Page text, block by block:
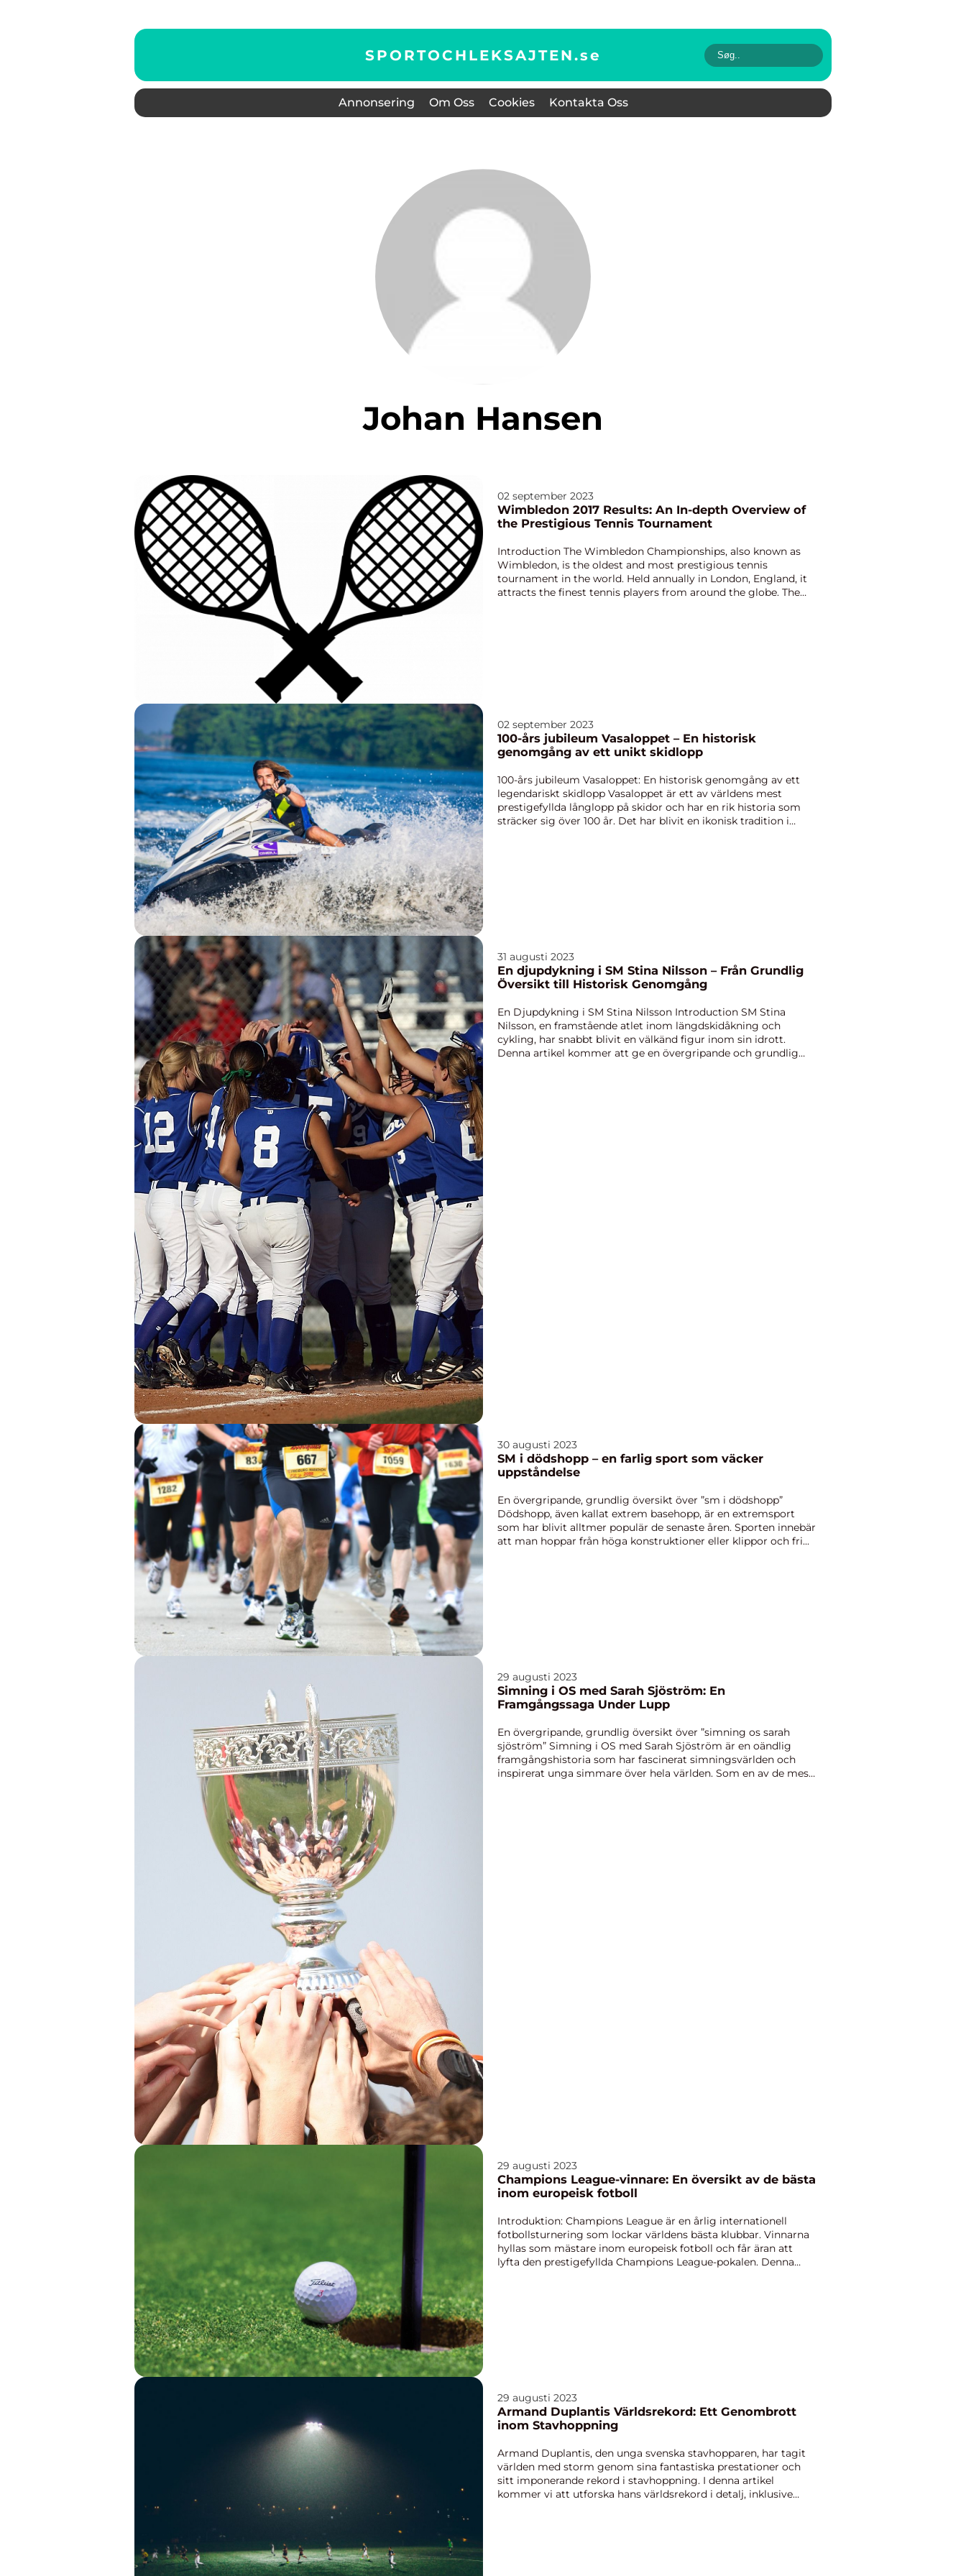
SPORTOCHLEKSAJTEN.se
Annonsering Om Oss Cookies Kontakta Oss
Johan Hansen
02 september 2023
Wimbledon 2017 Results: An In-depth Overview of
the Prestigious Tennis Tournament
Introduction The Wimbledon Championships, also known as
Wimbledon, is the oldest and most prestigious tennis
tournament in the world. Held annually in London, England, it
attracts the finest tennis players from around the globe. The
02 september 2023
100-års jubileum Vasaloppet – En historisk
genomgång av ett unikt skidlopp
100-års jubileum Vasaloppet: En historisk genomgång av ett
legendariskt skidlopp Vasaloppet är ett av världens mest
prestigefyllda långlopp på skidor och har en rik historia som
sträcker sig över 100 år. Det har blivit en ikonisk tradition i
31 augusti 2023
En djupdykning i SM Stina Nilsson – Från Grundlig
Översikt till Historisk Genomgång
En Djupdykning i SM Stina Nilsson Introduction SM Stina
Nilsson, en framstående atlet inom längdskidåkning och
cykling, har snabbt blivit en välkänd figur inom sin idrott.
Denna artikel kommer att ge en övergripande och grundlig
30 augusti 2023
SM i dödshopp – en farlig sport som väcker
uppståndelse
En övergripande, grundlig översikt över ”sm i dödshopp”
Dödshopp, även kallat extrem basehopp, är en extremsport
som har blivit alltmer populär de senaste åren. Sporten innebär
att man hoppar från höga konstruktioner eller klippor och fri...
29 augusti 2023
Simning i OS med Sarah Sjöström: En
Framgångssaga Under Lupp
En övergripande, grundlig översikt över ”simning os sarah
sjöström” Simning i OS med Sarah Sjöström är en oändlig
framgångshistoria som har fascinerat simningsvärlden och
inspirerat unga simmare över hela världen. Som en av de mest
29 augusti 2023
Champions League-vinnare: En översikt av de bästa
inom europeisk fotboll
Introduktion: Champions League är en årlig internationell
fotbollsturnering som lockar världens bästa klubbar. Vinnarna
hyllas som mästare inom europeisk fotboll och får äran att
lyfta den prestigefyllda Champions League-pokalen. Denna
29 augusti 2023
Armand Duplantis Världsrekord: Ett Genombrott
inom Stavhoppning
Armand Duplantis, den unga svenska stavhopparen, har tagit
världen med storm genom sina fantastiska prestationer och
sitt imponerande rekord i stavhoppning. I denna artikel
kommer vi att utforska hans världsrekord i detalj, inklusive